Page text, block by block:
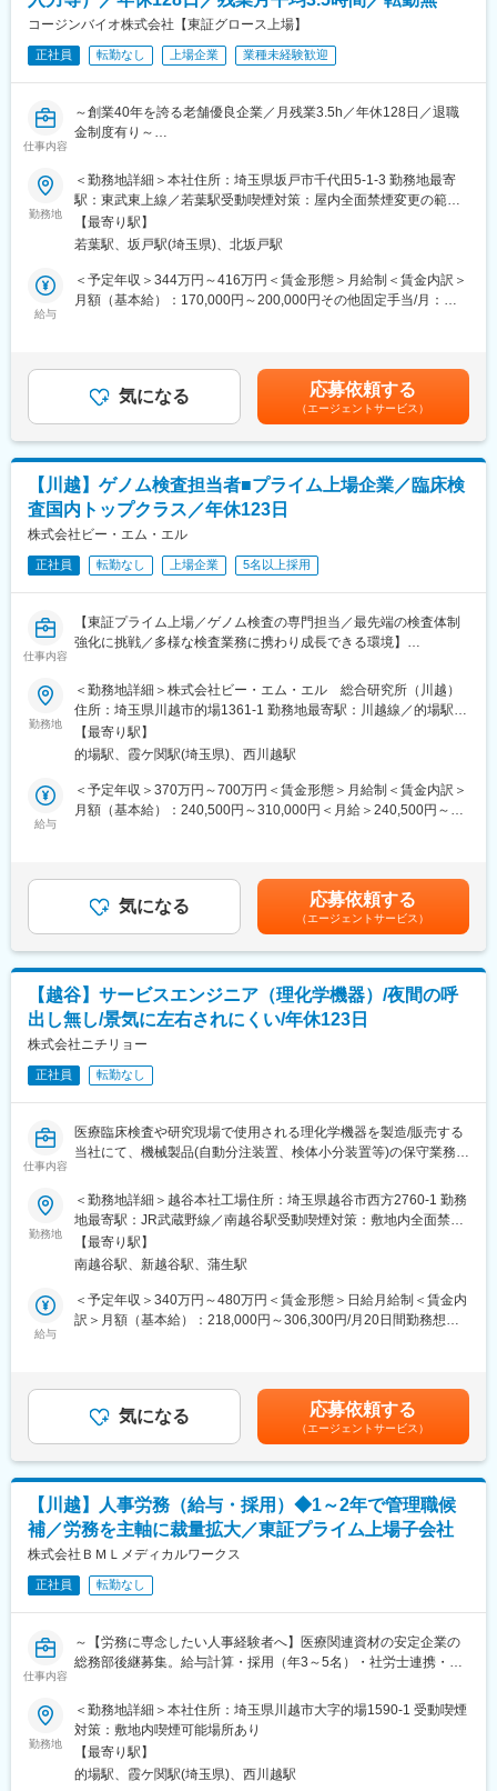
■当社魅力について
リキッド・ハンドリング製品専門メーカーとして、顧客志向を第
一に考え製品設計を行う理化学機器メーカーです。常にユーザー
の声を元に製品の設計・改良に取り組んでおり、製品設計からア
フターサービスまで手厚く行っている数少ない日系メーカーの一
つです。
分注機器(ピペット、ディスペンサー)と自動分注システム機器の開
発・製造・販売を行っております。
（※分注：溶液を一定量の少量づつに分けること。医学、理化学や
生物学分野の用語です）
内の研究機関/大学等で国内1位、20％のシェアを誇っておりま
す。
■入社後の流れ:
・新卒社員の受け入れを行っていることから未経験スタートのメ
ンバーも多く育成体制は万全に整っています。化学のスペシャリ
ストたちから存分に学べる環境です。
・OJT研修からスタート。3カ月間で薬品の取扱い、製造工程の流
れなどを学びます。必要な知識・スキルは入社後に学んでいただ
験の方もご安心ください。
■魅力：
・残業は多くて月20時間程度とライフワークバランスを大切にで
・社宅や世帯手当・家賃補助等の福利厚生充実。リーズナブルな
社食もあ
約380名が在籍。汎用品から特殊品まで試薬全般と少量多品種の
化成品を製造しています。数百グラムから数十トンの生産が可能
です。
■当社について：
富士フイルムワコーケミカルは、長年培ってきた合成・量産技術
を活用して、有機・無機試薬、高機能有機化合物、原薬などの医
薬品原料の合成・製造を受託。富士フイルム和光純薬グループの
中核企業として、科学の発展と社会の進歩に貢献しています。
コージンバイオ株式会社【東証グロース上場】
正社員 転勤なし 上場企業 業種未経験歓迎
仕事内容
～創業40年を誇る老舗優良企業／月残業3.5h／年休128日／退職
金制度有り～
■培養用培地、検査薬等の出荷梱包作業
包装、梱包、ピッキング、出荷、商品管理業務など
■パソコン操作
Excel、Word操作、送り状システム入力、送り状発行、在庫管理
など
培養用培地とは
当社では"細胞培養"という、生物の細胞を体外に取り出して人工的
そして"培養用培地"とは、細胞や微生物が成長しやすいよう人工的
に作られた環境のことをいいます。寒天等で固められた固体培地
や、液体状で存在する液体培地等があります。
【当社について】
再生医療やワクチン製造、微生物検査にも貢献する「培地」やウ
イルス検査用製品の製造を手がける企業です。40年もの実績をも
つリーディングカンパニーとして国内で知られており、トップク
ラスのシェアを誇っています。今後は新たな分野への事業拡大や
【当社の魅力】
■上場フェーズの企業で就業できる
近年、細胞加工のニーズが高まっており、事業拡大に向けて動い
■安定性
■働き方◎
年間休日128日、平均残業時間が3.5hと非常に働きやすい環境が
整っております。また、家族手当や退職金制度などもございま
す。
■当社の特徴
1981年に設立し、当初は微生物検査に使用する動物血液と血清、
培地の製造と販売から事業を開始しました。当時病院や研究機関
では微生物培地を自分達で作っている企業も多く、その培地の原
れまで培ってきたノウハウを基にモノクロおよびポリクロ等抗体
受託サービスを手掛けるとともに、微生物培地の製品ラインアッ
に特に注力してきました。
変更の範囲：会社の定める業務
勤務地
＜勤務地詳細＞本社住所：埼玉県坂戸市千代田5-1-3 勤務地最寄
駅：東武東上線／若葉駅受動喫煙対策：屋内全面禁煙変更の範
囲：会社の定める事業所
【最寄り駅】
若葉駅、坂戸駅(埼玉県)、北坂戸駅
給与
＜予定年収＞344万円～416万円＜賃金形態＞月給制＜賃金内訳＞
月額（基本給）：170,000円～200,000円その他固定手当/月：
定手当＝技能手当・職務手当（30,000～40,000円）賃金はあくま
でも目安の金額であり、選考を通じて上下する可能性がありま
す。月給(月額)は固定手当を含めた表記です。
気になる 応募依頼する
（エージェントサービス）
【川越】ゲノム検査担当者■プライム上場企業／臨床検
査国内トップクラス／年休123日
株式会社ビー・エム・エル
正社員 転勤なし 上場企業 5名以上採用
仕事内容
【東証プライム上場／ゲノム検査の専門担当／最先端の検査体制
強化に挑戦／多様な検査業務に携わり成長できる環境】
■業務概要
当社のゲノム検査部門にて、ヘムサイト・シングルサイト、オン
コマイン、キメラ遺伝子検査などの各種検査業務に携わっていた
だきます。検体受付からサンプル抽出、前処理、検査補助、検査
結果報告、検査室内の品質・記録管理、工程集約化に向けた検証
業務など、ゲノム検査工程の効率化と専門チーム強化に向けた幅
広い業務が主な役割です。担当業務は経験・適性・組織状況をも
■業務詳細
・検体の受付、内容確認、サンプル抽出
・ゲノム検査に関する前処理・補助・実施業務（ヘムサイト・シ
・検査フローの工程集約に向けた検証業務
・検査室内の業務改善、効率化の推進
・新しい検査項目や運用フローの導入サポート
■扱うサービス
ヘムサイト・シングルサイト検査、オンコマイン、キメラ遺伝子
検査など、先端のゲノム・遺伝子関連検査を実施。
■組織構成
ゲノム検査部門内で、項目ごとの専門チーム制を導入予定。配属
■教育体制
入社後は丁寧な研修・OJTを通じて段階的に業務を習得。未経験
領域があっても安心してスタートできるサポート体制です。
■就業環境
完全週休2日制・シフト勤務で働きやすい環境。ライフスタイルに
各種検査業務のスペシャリストやリーダー、検査体制の運用・改
善担当など多様なキャリアが描けます。
■当社について：
医療機関から依頼され1日30数万もの検体検査を手掛ける臨床検
査大手企業です。全国の基幹病院やクリニック等医療機関よりお
預かりする検査領域は4,000項目以上。臨床検査事業を中心に医療
の向上に努め特殊検査・研究検査までを網羅する総合ラボとして
設立以来高い評価を得ています。
さらに、臨床検査事業の他にも医療情報システム事業（電子カル
変更の範囲：会社の定める業務
勤務地
＜勤務地詳細＞株式会社ビー・エム・エル 総合研究所（川越）
住所：埼玉県川越市的場1361-1 勤務地最寄駅：川越線／的場駅受
動喫煙対策：屋内全面禁煙変更の範囲：会社の定める事業所
【最寄り駅】
的場駅、霞ケ関駅(埼玉県)、西川越駅
給与
＜予定年収＞370万円～700万円＜賃金形態＞月給制＜賃金内訳＞
月額（基本給）：240,500円～310,000円＜月給＞240,500円～
気になる 応募依頼する
（エージェントサービス）
【越谷】サービスエンジニア（理化学機器）/夜間の呼
出し無し/景気に左右されにくい/年休123日
株式会社ニチリョー
正社員 転勤なし
仕事内容
医療臨床検査や研究現場で使用される理化学機器を製造/販売する
当社にて、機械製品(自動分注装置、検体小分装置等)の保守業務お
■職務概要：
・定期メンテナンスとオンコール修理対応
※深夜及び休日対応は基本的にありませんが、年に数回、休日
対応する可能性があります
・部品の受入確認、受入検査
・各種装置の組立および配線の引き回し（試作機の組み立て含
■募集背景
顧客からの問い合わせや需要が増加しており、組織強化を図るた
めに新たなサービスエンジニアを募集します。
理化学機器とは、健康診断で回収された血液などの検体の組織を
分析するために使われる機械の総称です。当社では検体検査のた
めに試薬を注入したり、遠心分離させたりする機械を開発してい
ます。
■組織体制
6名（60代1名、50代3名、40代1名、30代1名）
新たに加わるメンバーには、ベテラン社員が丁寧にサポートしま
す
繁忙月には稼働日の半分程度が出張になることもありますが、出
張がない月もあります。基本的には関東圏または大阪への出張が
中心となりますが、顧客先は全国にあるため多様な環境で経験を
積むことができます。
勤務地
＜勤務地詳細＞越谷本社工場住所：埼玉県越谷市西方2760-1 勤務
地最寄駅：JR武蔵野線／南越谷駅受動喫煙対策：敷地内全面禁煙
変更の範囲：会社の定める事業所
【最寄り駅】
南越谷駅、新越谷駅、蒲生駅
給与
＜予定年収＞340万円～480万円＜賃金形態＞日給月給制＜賃金内
訳＞月額（基本給）：218,000円～306,300円/月20日間勤務想定
気になる 応募依頼する
（エージェントサービス）
【川越】人事労務（給与・採用）◆1～2年で管理職候
補／労務を主軸に裁量拡大／東証プライム上場子会社
株式会社ＢＭＬメディカルワークス
正社員 転勤なし
仕事内容
～【労務に専念したい人事経験者へ】医療関連資材の安定企業の
総務部後継募集。給与計算・採用（年3～5名）・社労士連携・規
■募集背景：
同社は、臨床検査に必要な試験管等の資材作製や健康診断用容器
のラベリングなどを行う企業です。現在、総務部門の高齢化に伴
い、後継者として中堅クラスの人事労務専門家を募集していま
勤務地
＜勤務地詳細＞本社住所：埼玉県川越市大字的場1590-1 受動喫煙
対策：敷地内喫煙可能場所あり
【最寄り駅】
的場駅、霞ケ関駅(埼玉県)、西川越駅